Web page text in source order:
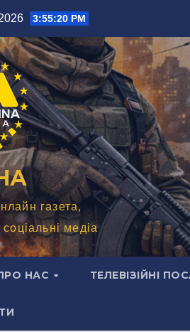
3:55:21 PM
газета,
медіа
НАС ТЕЛЕВІЗІЙНІ